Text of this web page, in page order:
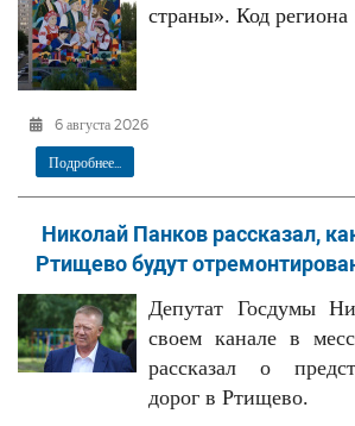
страны». Код региона
6 августа 2026
Подробнее...
Николай Панков рассказал,
Ртищево будут
Депутат Госдумы
своем канале в
рассказал о
дорог в Ртищево.